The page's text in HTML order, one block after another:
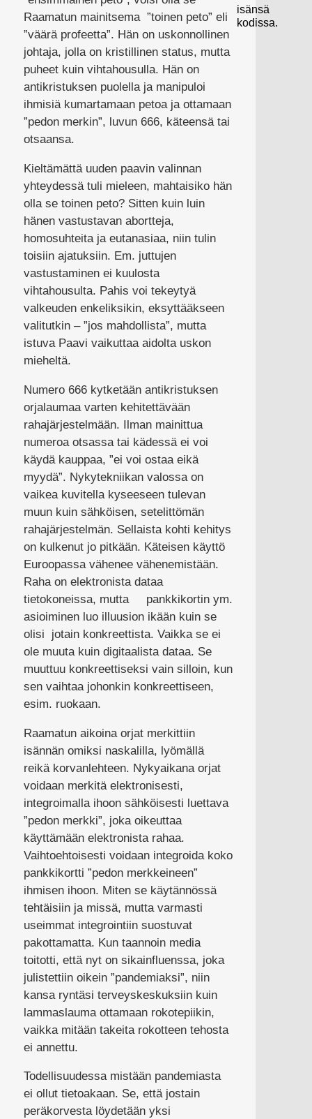
Raamatun mainitsema ”toinen peto” eli
”väärä profeetta”. Hän on uskonnollinen
johtaja, jolla on kristillinen status, mutta
puheet kuin vihtahousulla. Hän on
antikristuksen puolella ja manipuloi
ihmisiä kumartamaan petoa ja ottamaan
”pedon merkin”, luvun 666, käteensä tai
otsaansa.
Kieltämättä uuden paavin valinnan
yhteydessä tuli mieleen, mahtaisiko hän
olla se toinen peto? Sitten kuin luin
hänen vastustavan abortteja,
homosuhteita ja eutanasiaa, niin tulin
toisiin ajatuksiin. Em. juttujen
vastustaminen ei kuulosta
vihtahousulta. Pahis voi tekeytyä
valkeuden enkeliksikin, eksyttääkseen
valitutkin – ”jos mahdollista”, mutta
istuva Paavi vaikuttaa aidolta uskon
mieheltä.
Numero 666 kytketään antikristuksen
orjalaumaa varten kehitettävään
rahajärjestelmään. Ilman mainittua
numeroa otsassa tai kädessä ei voi
käydä kauppaa, ”ei voi ostaa eikä
myydä”. Nykytekniikan valossa on
vaikea kuvitella kyseeseen tulevan
muun kuin sähköisen, setelittömän
rahajärjestelmän. Sellaista kohti kehitys
on kulkenut jo pitkään. Käteisen käyttö
Euroopassa vähenee vähenemistään.
Raha on elektronista dataa
tietokoneissa, mutta pankkikortin ym.
asioiminen luo illuusion ikään kuin se
olisi jotain konkreettista. Vaikka se ei
ole muuta kuin digitaalista dataa. Se
muuttuu konkreettiseksi vain silloin, kun
sen vaihtaa johonkin konkreettiseen,
esim. ruokaan.
Raamatun aikoina orjat merkittiin
isännän omiksi naskalilla, lyömällä
reikä korvanlehteen. Nykyaikana orjat
voidaan merkitä elektronisesti,
integroimalla ihoon sähköisesti luettava
”pedon merkki”, joka oikeuttaa
käyttämään elektronista rahaa.
Vaihtoehtoisesti voidaan integroida koko
pankkikortti ”pedon merkkeineen”
ihmisen ihoon. Miten se käytännössä
tehtäisiin ja missä, mutta varmasti
useimmat integrointiin suostuvat
pakottamatta. Kun taannoin media
toitotti, että nyt on sikainfluenssa, joka
julistettiin oikein ”pandemiaksi”, niin
kansa ryntäsi terveyskeskuksiin kuin
lammaslauma ottamaan rokotepiikin,
vaikka mitään takeita rokotteen tehosta
ei annettu.
Todellisuudessa mistään pandemiasta
ei ollut tietoakaan. Se, että jostain
peräkorvesta löydetään yksi
isänsä
kodissa.